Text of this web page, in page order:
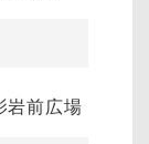
岩前広場